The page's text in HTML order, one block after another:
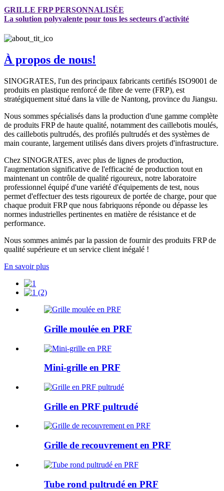
GRILLE FRP PERSONNALISÉE
La solution polyvalente pour tous les secteurs d'activité
À propos de nous!
SINOGRATES, l'un des principaux fabricants certifiés ISO9001 de
produits en plastique renforcé de fibre de verre (FRP), est
stratégiquement situé dans la ville de Nantong, province du Jiangsu.
Nous sommes spécialisés dans la production d'une gamme complète
de produits FRP de haute qualité, notamment des caillebotis moulés,
des caillebotis pultrudés, des profilés pultrudés et des systèmes de
main courante, largement utilisés dans divers projets d'infrastructure.
Chez SINOGRATES, avec plus de lignes de production,
l'augmentation significative de l'efficacité de production tout en
maintenant un contrôle de qualité rigoureux, notre laboratoire
professionnel équipé d'une variété d'équipements de test, nous
permet d'effectuer des tests rigoureux de portée de charge, pour que
chaque produit FRP que nous fabriquons réponde ou dépasse les
normes industrielles pertinentes en matière de résistance et de
performance.
Nous sommes animés par la passion de fournir des produits FRP de
qualité supérieure et un service client inégalé !
En savoir plus
Grille moulée en PRF
Mini-grille en PRF
Grille en PRF pultrudé
Grille de recouvrement en PRF
Tube rond pultrudé en PRF